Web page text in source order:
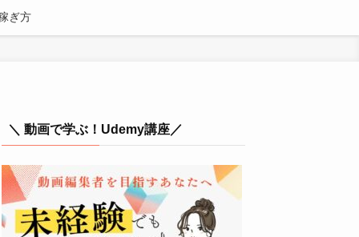
ぎ方
＼ 動画で学ぶ！Udemy講座／